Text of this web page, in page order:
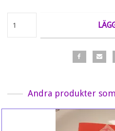
Andra produkter